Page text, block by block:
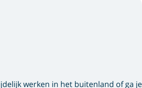
werken in het buitenland of ga je